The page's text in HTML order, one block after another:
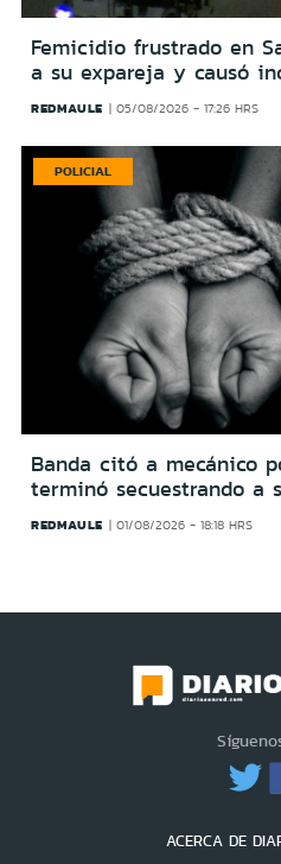
Femicidio frustrado en
a su expareja y causó
REDMAULE 05/08/2026 - 17:26 HRS
POLICIAL
Banda citó a mecánico
terminó secuestrando a
REDMAULE 01/08/2026 - 18:18 HRS
ACERCA DE